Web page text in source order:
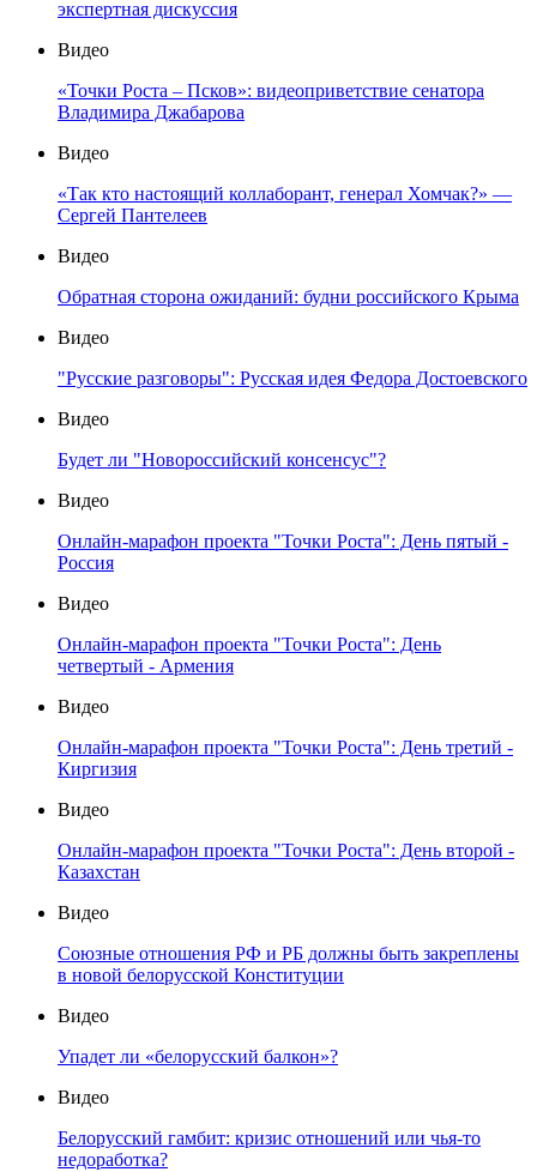
экспертная дискуссия
Видео
«Точки Роста – Псков»: видеоприветствие сенатора
Владимира Джабарова
Видео
«Так кто настоящий коллаборант, генерал Хомчак?» —
Сергей Пантелеев
Видео
Обратная сторона ожиданий: будни российского Крыма
Видео
"Русские разговоры": Русская идея Федора Достоевского
Видео
Будет ли "Новороссийский консенсус"?
Видео
Онлайн-марафон проекта "Точки Роста": День пятый -
Россия
Видео
Онлайн-марафон проекта "Точки Роста": День
четвертый - Армения
Видео
Онлайн-марафон проекта "Точки Роста": День третий -
Киргизия
Видео
Онлайн-марафон проекта "Точки Роста": День второй -
Казахстан
Видео
Союзные отношения РФ и РБ должны быть закреплены
в новой белорусской Конституции
Видео
Упадет ли «белорусский балкон»?
Видео
Белорусский гамбит: кризис отношений или чья-то
недоработка?